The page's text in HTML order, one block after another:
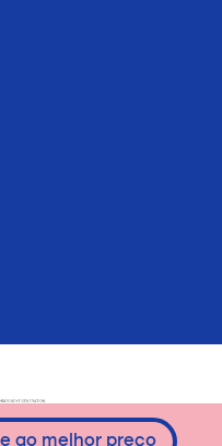
ao melhor preço